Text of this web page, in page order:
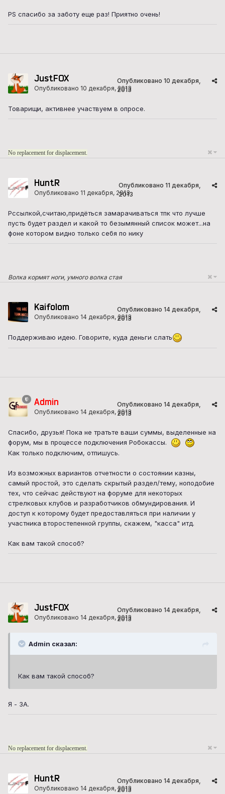
PS спасибо за заботу еще раз! Приятно очень!
JustFOX
Опубликовано 10 декабря, 2013
Опубликовано 10 декабря,
2013
Товарищи, активнее участвуем в опросе.
No replacement for displacement.
HuntR
Опубликовано 11 декабря, 2013
Опубликовано 11 декабря,
2013
Рссылкой,считаю,придёться замарачиваться тпк что лучше
пусть будет раздел и какой то безымянный список может...на
фоне котором видно только себя по нику
Волка кормят ноги, умного волка стая
Kaifolom
Опубликовано 14 декабря, 2013
Опубликовано 14 декабря,
2013
Поддерживаю идею. Говорите, куда деньги слать
Admin
Опубликовано 14 декабря, 2013
Опубликовано 14 декабря,
2013
Спасибо, друзья! Пока не тратьте ваши суммы, выделенные на
форум, мы в процессе подключения Робокассы.
Как только подключим, отпишусь.
Из возможных вариантов отчетности о состоянии казны,
самый простой, это сделать скрытый раздел/тему, ноподобие
тех, что сейчас действуют на форуме для некоторых
стрелковых клубов и разработчиков обмундирования. И
доступ к которому будет предоставляться при наличии у
участника второстепенной группы, скажем, "касса" итд.
Как вам такой способ?
JustFOX
Опубликовано 14 декабря, 2013
Опубликовано 14 декабря,
2013
Admin сказал:
Как вам такой способ?
Я - ЗА.
No replacement for displacement.
HuntR
Опубликовано 14 декабря, 2013
Опубликовано 14 декабря,
2013